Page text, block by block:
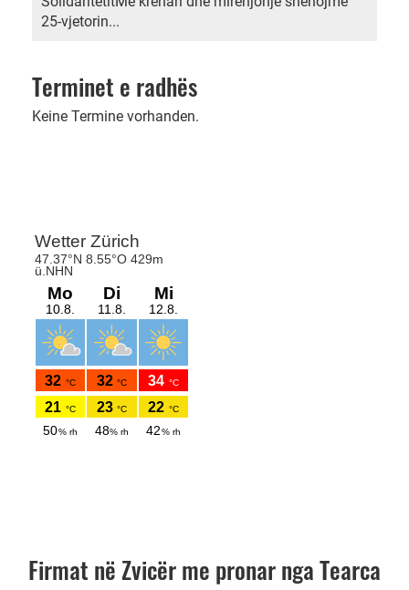
25-vjetorin...
Terminet e radhës
Keine Termine vorhanden.
Firmat në Zvicër me pronar nga Tearca